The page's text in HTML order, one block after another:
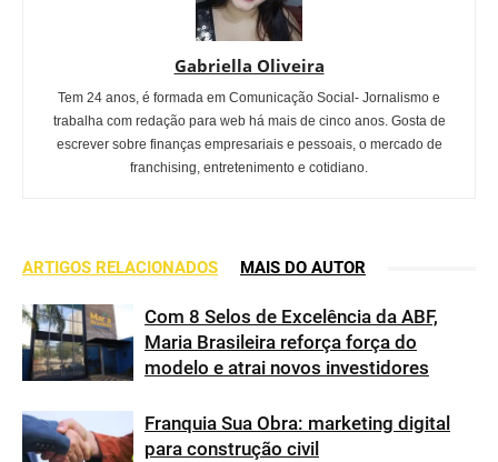
Gabriella Oliveira
Tem 24 anos, é formada em Comunicação Social- Jornalismo e
trabalha com redação para web há mais de cinco anos. Gosta de
escrever sobre finanças empresariais e pessoais, o mercado de
franchising, entretenimento e cotidiano.
ARTIGOS RELACIONADOS MAIS DO AUTOR
Com 8 Selos de Excelência da ABF,
Maria Brasileira reforça força do
modelo e atrai novos investidores
Franquia Sua Obra: marketing digital
para construção civil